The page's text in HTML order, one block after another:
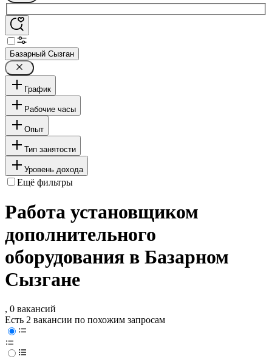
Базарный Сызган
График
Рабочие часы
Опыт
Тип занятости
Уровень дохода
Ещё фильтры
Работа установщиком
дополнительного
оборудования в Базарном
Сызгане
, 0 вакансий
Есть 2 вакансии по похожим запросам